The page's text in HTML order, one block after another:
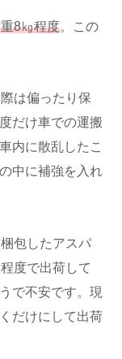
8㎏程度。この
は偏ったり保
だけ車での運搬
内に散乱したこ
中に補強を入れ
包したアスパ
度で出荷して
で不安です。現
だけにして出荷